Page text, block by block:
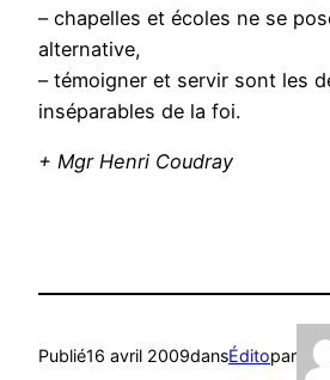
– chapelles et écoles ne se
alternative,
– témoigner et servir sont les
inséparables de la foi.
+ Mgr Henri Coudray
Publié16 avril 2009dansÉditopar